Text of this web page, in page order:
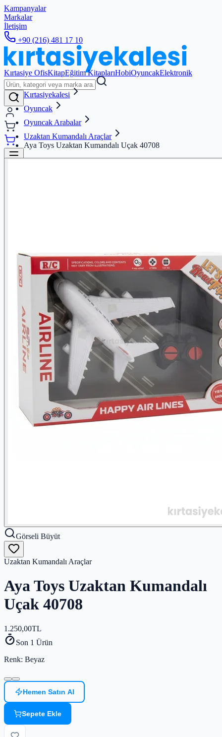
Kampanyalar
Markalar
İletişim
+90 (216) 481 17 10
Kırtasiye OfisKitapEğitim KitaplarıHobiOyuncakElektronik
Kırtasiyekalesi
Oyuncak
Oyuncak Arabalar
Uzaktan Kumandalı Araçlar
Aya Toys Uzaktan Kumandalı Uçak 40708
Görseli Büyüt
Uzaktan Kumandalı Araçlar
Aya Toys Uzaktan Kumandalı
Uçak 40708
1.250,00TL
Son 1 Ürün
Renk: Beyaz
Hemen Satın Al
Sepete Ekle